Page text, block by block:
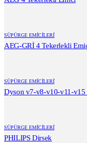
SÜPÜRGE EMİCİLERİ
AEG-GRİ 4 Tekerlekli
SÜPÜRGE EMİCİLERİ
Dyson v7-v8-v10-v11-v15
SÜPÜRGE EMİCİLERİ
PHILIPS Dirsek